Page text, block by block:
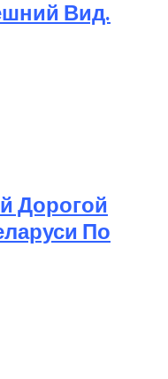
Вид.
Дорогой
По